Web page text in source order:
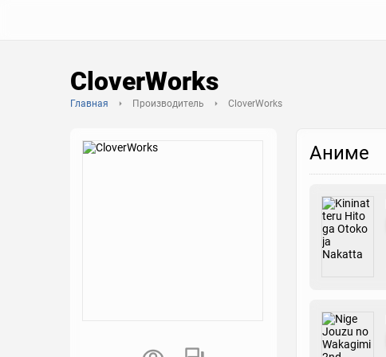
CloverWorks
Главная Производитель CloverWorks
Аниме